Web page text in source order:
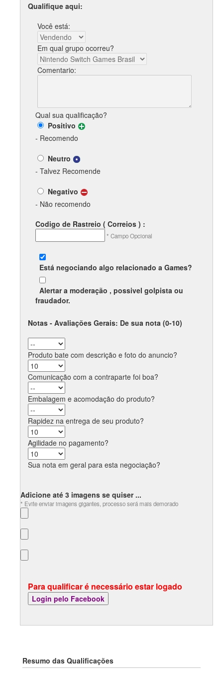
Qualifique aqui:
Você está:
Em qual grupo ocorreu?
Comentario:
Qual sua qualificação?
Positivo
- Recomendo
Neutro
- Talvez Recomende
Negativo
- Não recomendo
Codigo de Rastreio ( Correios ) :
* Campo Opcional
Está negociando algo relacionado a Games?
Alertar a moderação , possivel golpista ou
fraudador.
Notas - Avaliações Gerais: De sua nota (0-10)
Produto bate com descrição e foto do anuncio?
Comunicação com a contraparte foi boa?
Embalagem e acomodação do produto?
Rapidez na entrega de seu produto?
Agilidade no pagamento?
Sua nota em geral para esta negociação?
Adicione até 3 imagens se quiser ...
* Evite enviar imagens gigantes, processo será mais demorado
Para qualificar é necessário estar logado
Resumo das Qualificações